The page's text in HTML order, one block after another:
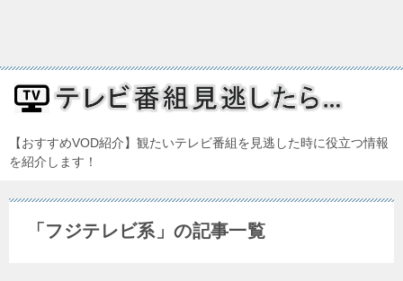
【おすすめVOD紹介】観たいテレビ番組を見逃した時に役立つ情報
を紹介します！
「フジテレビ系」の記事一覧